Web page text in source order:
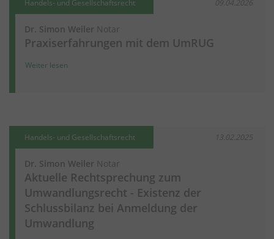
Handels- und Gesellschaftsrecht 09.04.2026
Dr. Simon Weiler Notar
Praxiserfahrungen mit dem UmRUG
Weiter lesen
Handels- und Gesellschaftsrecht 13.02.2025
Dr. Simon Weiler Notar
Aktuelle Rechtsprechung zum
Umwandlungsrecht - Existenz der
Schlussbilanz bei Anmeldung der
Umwandlung